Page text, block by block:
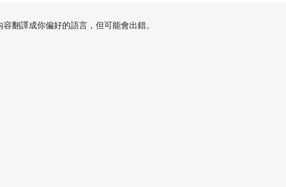
翻譯成你偏好的語言，但可能會出錯。